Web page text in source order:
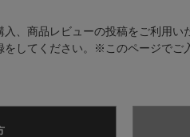
、商品レビューの投稿をご利用
してください。※このページでご